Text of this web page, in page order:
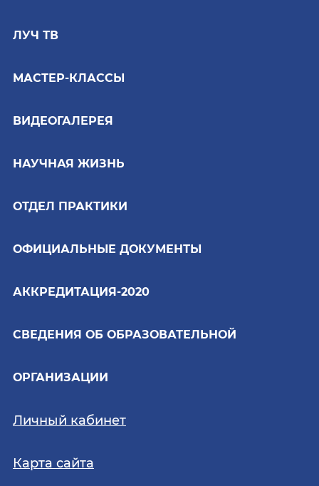
ЛУЧ ТВ
МАСТЕР-КЛАССЫ
ВИДЕОГАЛЕРЕЯ
НАУЧНАЯ ЖИЗНЬ
ОТДЕЛ ПРАКТИКИ
ОФИЦИАЛЬНЫЕ ДОКУМЕНТЫ
АККРЕДИТАЦИЯ-2020
СВЕДЕНИЯ ОБ ОБРАЗОВАТЕЛЬНОЙ
ОРГАНИЗАЦИИ
Личный кабинет
Карта сайта